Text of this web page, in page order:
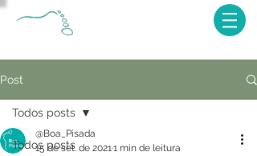
Post
Todos posts
Todos posts
@Boa_Pisada
15 de set. de 20211 min de leitura